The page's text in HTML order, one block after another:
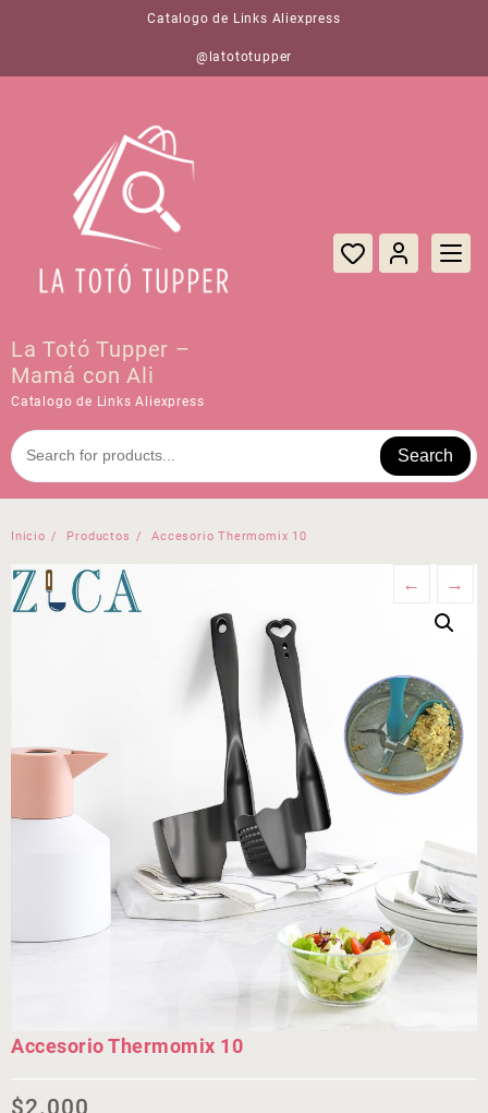
Catalogo de Links Aliexpress
@latototupper
La Totó Tupper –
Mamá con Ali
Catalogo de Links Aliexpress
Search
Inicio Productos Accesorio Thermomix 10
← →
Accesorio Thermomix 10
$2.000